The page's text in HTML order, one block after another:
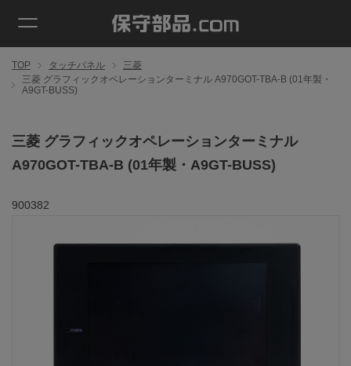
TOP タッチパネル
三菱
三菱 グラフィックオペレーションターミナル A970GOT-TBA-B (01年製・
A9GT-BUSS)
三菱 グラフィックオペレーションターミナル
A970GOT-TBA-B (01年製・A9GT-BUSS)
900382